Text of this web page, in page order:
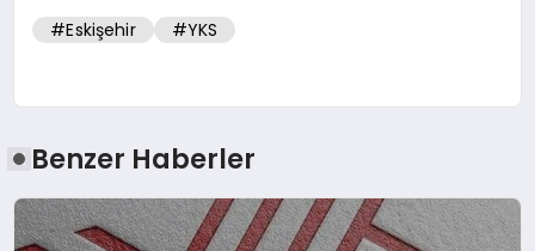
#Eskişehir #YKS
Benzer Haberler